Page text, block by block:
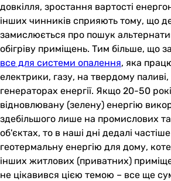
довкілля, зростання вартості
інших чинників сприяють тому, що
замислюється про пошук
обігріву приміщень. Тим більше, що
все для системи опалення, яка
електрики, газу, на твердому
генераторах енергії. Якщо 20-50
відновлювану (зелену) енергію
здебільшого лише на промислових
об'єктах, то в наші дні дедалі
геотермальну енергію для дому,
інших житлових (приватних)
не цікавився цією темою – все ще